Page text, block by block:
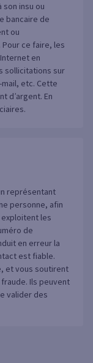
son insu ou
bancaire de
ou
ce faire, les
en
sollicitations sur
etc. Cette
d’argent. En
représentant
personne, afin
les
de
en erreur la
est fiable.
et vous soutirent
Ils peuvent
valider des